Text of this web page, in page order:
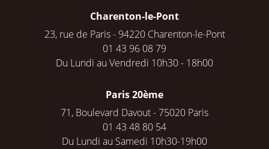
Charenton-le-Pont
23, rue de Paris - 94220 Charenton-le-Pont
01 43 96 08 79
Du Lundi au Vendredi 10h30 - 18h00
Paris 20ème
71, Boulevard Davout - 75020 Paris
01 43 48 80 54
Du Lundi au Samedi 10h30-19h00